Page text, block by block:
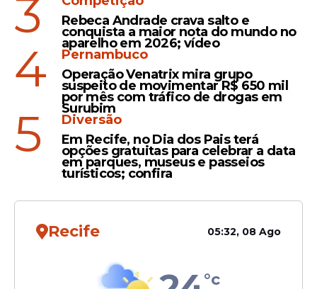
expressar de maneira espontânea e
simbólica. Robson Bandeira explicou em
sua publicação que o filho foi brincar na
casa do amigo quando o batismo
aconteceu, reforçando o caráter
espontâneo e divertido do momento.
Leia Também
Vídeo: Youtuber critica
áreas VIP e cobrança de
batismo em igrejas: 'É uma
3
Rebeca Andrade crava salto e
conquista a maior nota do mundo no
aparelho em 2026; vídeo
4
Pernambuco
Operação Venatrix mira grupo
suspeito de movimentar R$ 650 mil
por mês com tráfico de drogas em
Surubim
5
Diversão
Em Recife, no Dia dos Pais terá
opções gratuitas para celebrar a data
em parques, museus e passeios
turísticos; confira
Recife 05:32, 08 Ago
°c